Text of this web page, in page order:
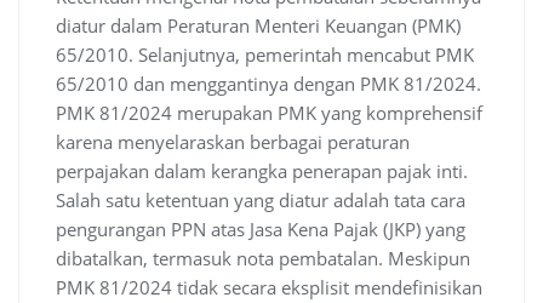
diatur dalam Peraturan Menteri Keuangan (PMK)
65/2010. Selanjutnya, pemerintah mencabut PMK
65/2010 dan menggantinya dengan PMK 81/2024.
PMK 81/2024 merupakan PMK yang komprehensif
karena menyelaraskan berbagai peraturan
perpajakan dalam kerangka penerapan pajak inti.
Salah satu ketentuan yang diatur adalah tata cara
pengurangan PPN atas Jasa Kena Pajak (JKP) yang
dibatalkan, termasuk nota pembatalan. Meskipun
PMK 81/2024 tidak secara eksplisit mendefinisikan